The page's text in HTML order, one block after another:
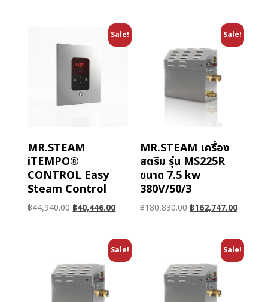
Sale!
MR.STEAM
iTEMPO®
CONTROL Easy
Steam Control
฿44,940.00 ฿40,446.00
Sale!
MR.STEAM เครื่อง
สตรีม รุ่น MS225R
ขนาด 7.5 kw
380V/50/3
฿180,830.00 ฿162,747.00
Sale! Sale!